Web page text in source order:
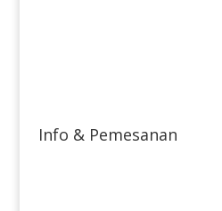
Info & Pemesanan